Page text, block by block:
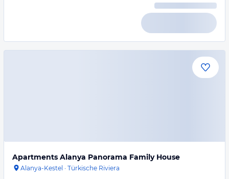
Apartments Alanya Panorama Family House
Alanya-Kestel · Türkische Riviera